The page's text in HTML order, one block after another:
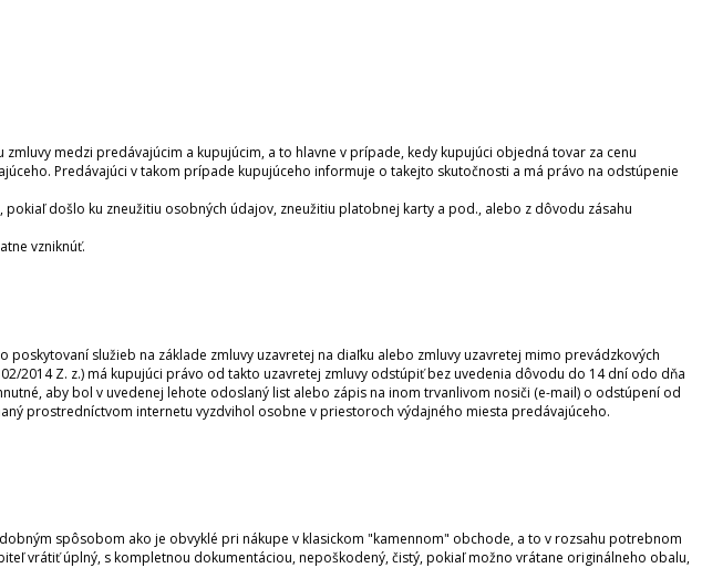
medzi predávajúcim a kupujúcim, a to hlavne v prípade, kedy kupujúci objedná tovar za cenu
Predávajúci v takom prípade kupujúceho informuje o takejto skutočnosti a má právo na odstúpenie
došlo ku zneužitiu osobných údajov, zneužitiu platobnej karty a pod., alebo z dôvodu zásahu
vzniknúť.
služieb na základe zmluvy uzavretej na diaľku alebo zmluvy uzavretej mimo prevádzkových
2014 Z. z.) má kupujúci právo od takto uzavretej zmluvy odstúpiť bez uvedenia dôvodu do 14 dní odo dňa
aby bol v uvedenej lehote odoslaný list alebo zápis na inom trvanlivom nosiči (e-mail) o odstúpení od
prostredníctvom internetu vyzdvihol osobne v priestoroch výdajného miesta predávajúceho.
spôsobom ako je obvyklé pri nákupe v klasickom "kamennom" obchode, a to v rozsahu potrebnom
vrátiť úplný, s kompletnou dokumentáciou, nepoškodený, čistý, pokiaľ možno vrátane originálneho obalu,